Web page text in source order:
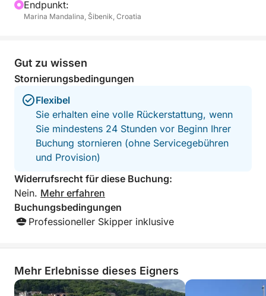
zum Schwimmen, Schnorcheln oder einfach nur zum
An Bord finden Sie alles für Ihren Komfort:
Sonnenliegen, Frischwasser, eine kleine Küche, eine
Toilette und Schnorchelausrüstung.
Kein straffer Zeitplan. Keine Hektik.
Einfach ein entspannter Tag auf See, ganz nach
Ihren Wünschen.
Endpunkt:
Marina Mandalina, Šibenik, Croatia
Gut zu wissen
Stornierungsbedingungen
Flexibel
Sie erhalten eine volle Rückerstattung, wenn
Sie mindestens 24 Stunden vor Beginn Ihrer
Buchung stornieren (ohne Servicegebühren
und Provision)
Widerrufsrecht für diese Buchung:
Nein. Mehr erfahren
Buchungsbedingungen
Professioneller Skipper inklusive
Mehr Erlebnisse dieses Eigners